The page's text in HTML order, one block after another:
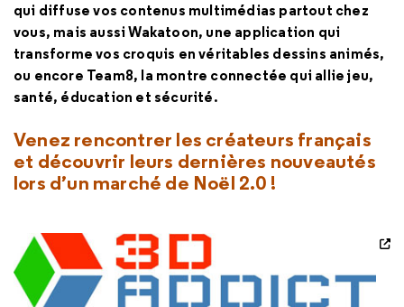
qui diffuse vos contenus multimédias partout chez
vous, mais aussi Wakatoon, une application qui
transforme vos croquis en véritables dessins animés,
ou encore Team8, la montre connectée qui allie jeu,
santé, éducation et sécurité.
Venez rencontrer les créateurs français
et découvrir leurs dernières nouveautés
lors d’un marché de Noël 2.0 !